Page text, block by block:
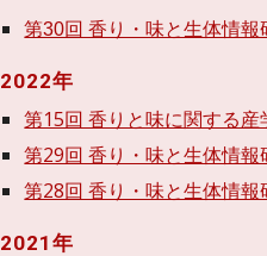
第30回 香り・味と生体情
2022年
第15回 香りと味に関する産
第29回 香り・味と生体情報
第28回 香り・味と生体情報
2021年